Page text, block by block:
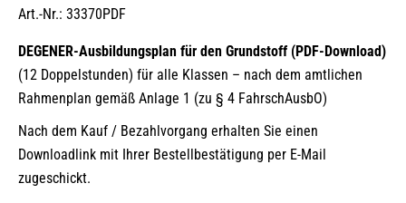
Art.-Nr.: 33370PDF
DEGENER-Ausbildungsplan für den Grundstoff (PDF-Download)
(12 Doppelstunden) für alle Klassen – nach dem amtlichen
Rahmenplan gemäß Anlage 1 (zu § 4 FahrschAusbO)
Nach dem Kauf / Bezahlvorgang erhalten Sie einen
Downloadlink mit Ihrer Bestellbestätigung per E-Mail
zugeschickt.